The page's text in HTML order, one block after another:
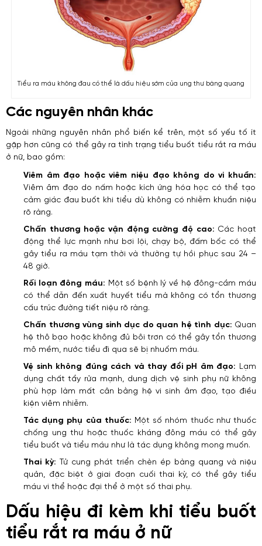
Tiểu ra máu không đau có thể là dấu hiệu sớm của ung thư bàng quang
Các nguyên nhân khác
Ngoài những nguyên nhân phổ biến kể trên, một số yếu tố ít
gặp hơn cũng có thể gây ra tình trạng tiểu buốt tiểu rắt ra máu
ở nữ, bao gồm:
Viêm âm đạo hoặc viêm niệu đạo không do vi khuẩn:
Viêm âm đạo do nấm hoặc kích ứng hóa học có thể tạo
cảm giác đau buốt khi tiểu dù không có nhiễm khuẩn niệu
rõ ràng.
Chấn thương hoặc vận động cường độ cao: Các hoạt
động thể lực mạnh như bơi lội, chạy bộ, đấm bốc có thể
gây tiểu ra máu tạm thời và thường tự hồi phục sau 24 –
48 giờ.
Rối loạn đông máu: Một số bệnh lý về hệ đông-cầm máu
có thể dẫn đến xuất huyết tiểu mà không có tổn thương
cấu trúc đường tiết niệu rõ ràng.
Chấn thương vùng sinh dục do quan hệ tình dục: Quan
hệ thô bạo hoặc không đủ bôi trơn có thể gây tổn thương
mô mềm, nước tiểu đi qua sẽ bị nhuốm máu.
Vệ sinh không đúng cách và thay đổi pH âm đạo: Lạm
dụng chất tẩy rửa mạnh, dung dịch vệ sinh phụ nữ không
phù hợp làm mất cân bằng hệ vi sinh âm đạo, tạo điều
kiện viêm nhiễm.
Tác dụng phụ của thuốc: Một số nhóm thuốc như thuốc
chống ung thư hoặc thuốc kháng đông máu có thể gây
tiểu buốt và tiểu máu như là tác dụng không mong muốn.
Thai kỳ: Tử cung phát triển chèn ép bàng quang và niệu
quản, đặc biệt ở giai đoạn cuối thai kỳ, có thể gây tiểu
máu vi thể hoặc đại thể ở một số thai phụ.
Dấu hiệu đi kèm khi tiểu buốt
tiểu rắt ra máu ở nữ